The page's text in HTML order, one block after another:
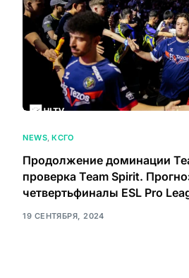
NEWS ,КСГО
Продолжение доминации
проверка Team Spirit.
четвертьфиналы ESL Pro
19 СЕНТЯБРЯ, 2024